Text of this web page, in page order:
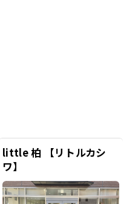
little 柏 【リトルカシ
ワ】